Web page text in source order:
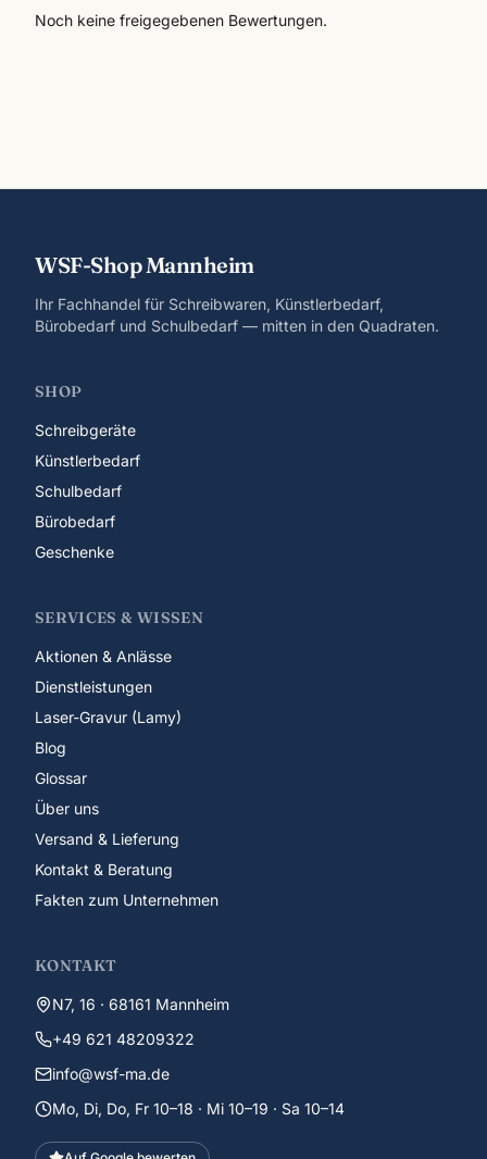
Noch keine freigegebenen Bewertungen.
WSF-Shop Mannheim
Ihr Fachhandel für Schreibwaren, Künstlerbedarf,
Bürobedarf und Schulbedarf — mitten in den Quadraten.
SHOP
Schreibgeräte
Künstlerbedarf
Schulbedarf
Bürobedarf
Geschenke
SERVICES & WISSEN
Aktionen & Anlässe
Dienstleistungen
Laser-Gravur (Lamy)
Blog
Glossar
Über uns
Versand & Lieferung
Kontakt & Beratung
Fakten zum Unternehmen
KONTAKT
N7, 16 · 68161 Mannheim
+49 621 48209322
info@wsf-ma.de
Mo, Di, Do, Fr 10–18 · Mi 10–19 · Sa 10–14